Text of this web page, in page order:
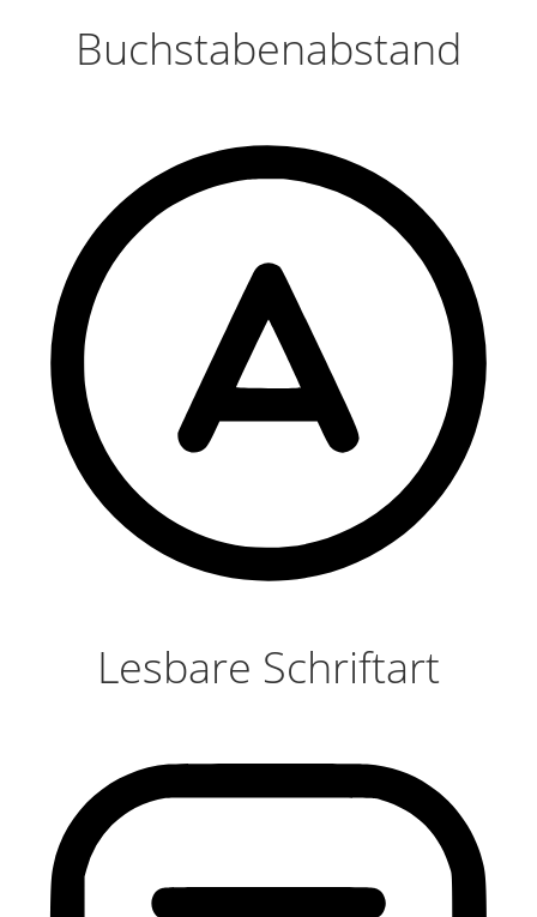
Buchstabenabstand
Lesbare Schriftart